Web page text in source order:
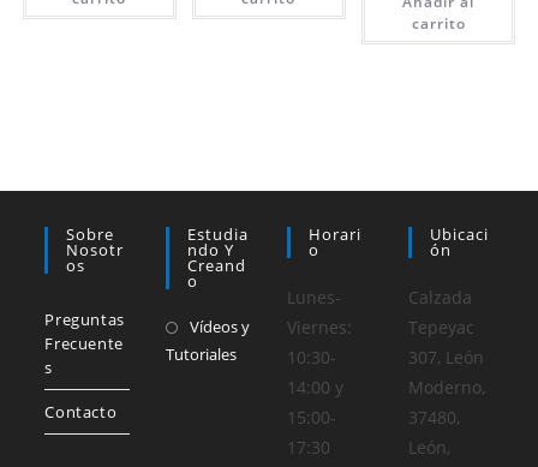
carrito
Sobre
Nosotr
Os
Preguntas
Frecuente
s
Contacto
Estudia
Ndo Y
Creand
O
Vídeos y
Tutoriales
Horari
O
Lunes-
Viernes:
10:30-
14:00 y
15:00-
17:30
Ubicaci
Ón
Calzada
Tepeyac
307, León
Moderno,
37480,
León,